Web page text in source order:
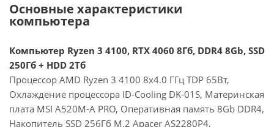
Основные характеристики
компьютера
Компьютер Ryzen 3 4100, RTX 4060 8Гб, DDR4 8Gb, SSD
250Гб + HDD 2Тб
Процессор AMD Ryzen 3 4100 8x4.0 ГГц TDP 65Вт,
Охлаждение процессора ID-Cooling DK-01S, Материнская
плата MSI A520M-A PRO, Оперативная память 8Gb DDR4,
Накопитель SSD 256Гб M.2 Apacer AS2280P4,